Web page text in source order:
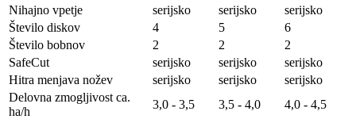
Nihajno vpetje
serijsko serijsko
serijsko
Število diskov
4 5
6
Število bobnov
2 2
2
SafeCut
serijsko serijsko
serijsko
Hitra menjava nožev
serijsko serijsko
serijsko
Delovna zmogljivost ca.
ha/h
3,0 - 3,5 3,5 - 4,0
4,0 - 4,5